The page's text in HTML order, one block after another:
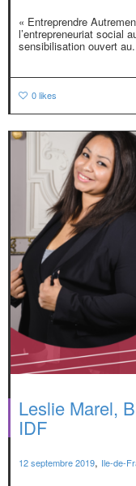
« Entreprendre
l’entrepreneuriat social
sensibilisation ouvert
0likes
Leslie Marel,
IDF
12 septembre 2019, Ile-de-